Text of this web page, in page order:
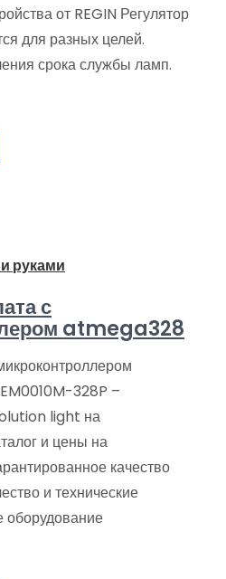
от REGIN Регулятор
для разных целей.
срока службы ламп.
руками
с
atmega328
328P –
light на
и цены на
качество
и технические